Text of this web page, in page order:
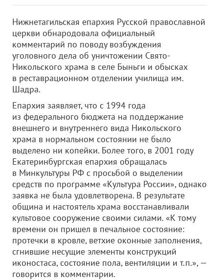
Нижнетагильская епархия Русской православной
церкви обнародовала официальный
комментарий по поводу возбуждения
уголовного дела об уничтожении Свято-
Никольского храма в селе Быньги и обысках
в реставрационном отделении училища им.
Шадра.
Епархия заявляет, что с 1994 года
из федерального бюджета на поддержание
внешнего и внутреннего вида Никольского
храма в нормальном состоянии не было
выделено ни копейки. Более того, в 2001 году
Екатеринбургская епархия обращалась
в Минкультуры РФ с просьбой о выделении
средств по программе «Культура России», однако
заявка не была удовлетворена. В результате
община и настоятель храма восстанавливали
культовое сооружение своими силами. «К тому
времени он пришел в печальное состояние:
протечки в кровле, ветхие оконные заполнения,
сгнившие несущие элементы конструкций
иконостаса, состояние пола, вентиляции и т.п.», —
говорится в комментарии.